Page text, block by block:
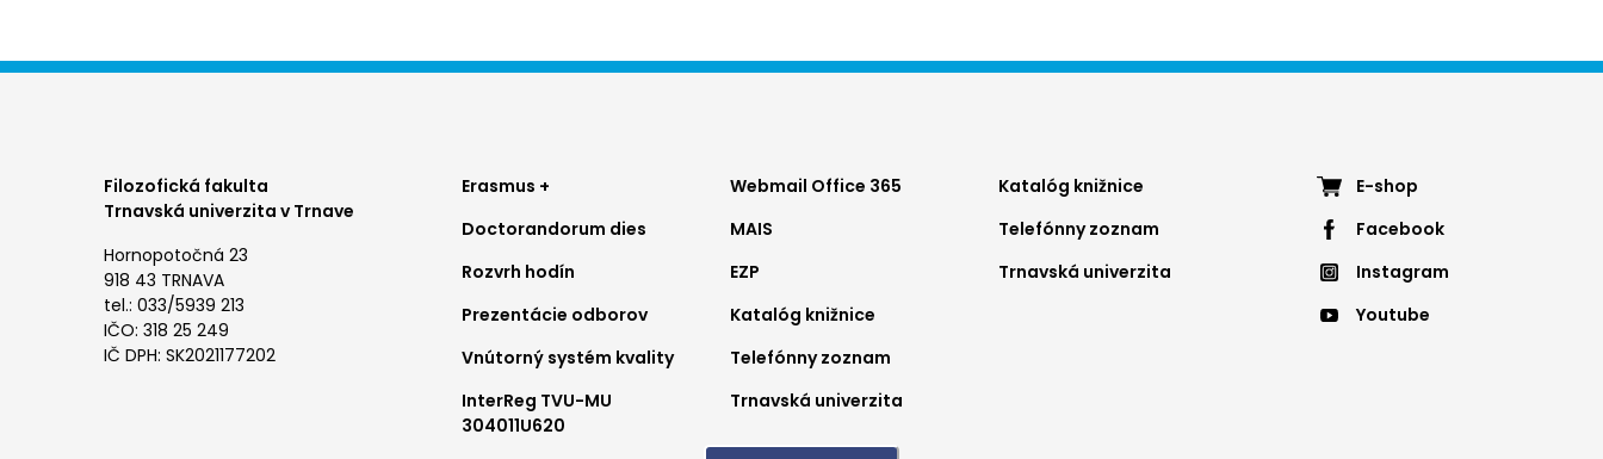
Filozofická fakulta
Trnavská univerzita v Trnave
Hornopotočná 23
918 43 TRNAVA
tel.: 033/5939 213
IČO: 318 25 249
IČ DPH: SK2021177202
Footer
menu
1
Erasmus +
Doctorandorum dies
Rozvrh hodín
Prezentácie odborov
Vnútorný systém kvality
InterReg TVU-MU
304011U620
Footer
menu
2
Webmail Office 365
MAIS
EZP
Katalóg knižnice
Telefónny zoznam
Trnavská univerzita
Footer
menu
3
Katalóg knižnice
Telefónny zoznam
Trnavská univerzita
Footer
menu
E-shop
Facebook
Instagram
Youtube